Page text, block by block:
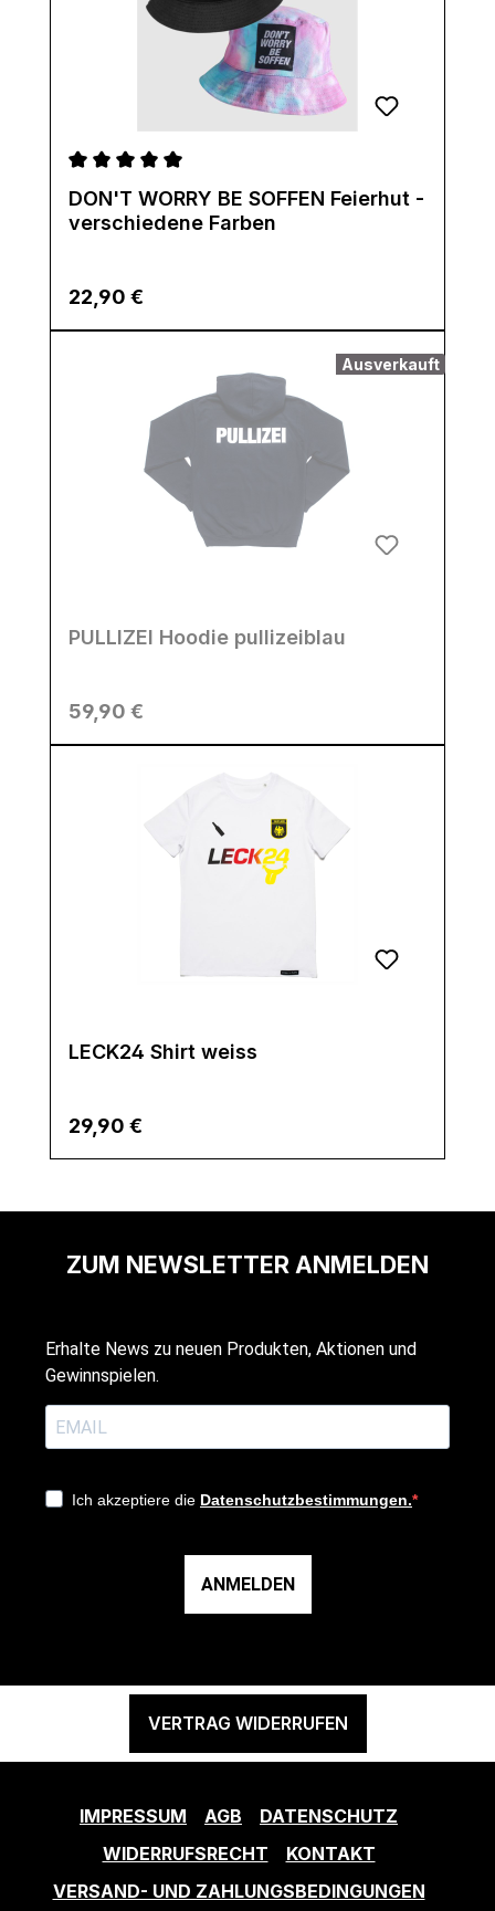
Durchschnittliche Bewertung von 5 von 5 Sternen
DON'T WORRY BE SOFFEN Feierhut -
verschiedene Farben
Regulärer Preis:
22,90 €
Ausverkauft
PULLIZEI Hoodie pullizeiblau
Regulärer Preis:
59,90 €
LECK24 Shirt weiss
Regulärer Preis:
29,90 €
ZUM NEWSLETTER ANMELDEN
Erhalte News zu neuen Produkten, Aktionen und
Gewinnspielen.
Ich akzeptiere die Datenschutzbestimmungen.
ANMELDEN
VERTRAG WIDERRUFEN
IMPRESSUM AGB
DATENSCHUTZ
WIDERRUFSRECHT
KONTAKT
VERSAND- UND ZAHLUNGSBEDINGUNGEN